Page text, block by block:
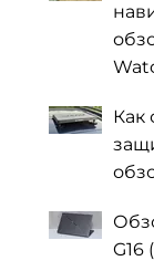
Как
G16